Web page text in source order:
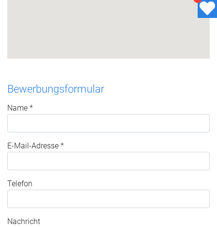
Bewerbungsformular
Name *
E-Mail-Adresse *
Telefon
Nachricht